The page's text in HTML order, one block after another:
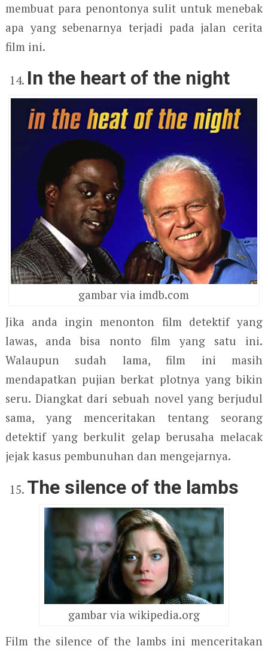
membuat para penontonya sulit untuk menebak
apa yang sebenarnya terjadi pada jalan cerita
film ini.
In the heart of the night
gambar via imdb.com
Jika anda ingin menonton film detektif yang
lawas, anda bisa nonto film yang satu ini.
Walaupun sudah lama, film ini masih
mendapatkan pujian berkat plotnya yang bikin
seru. Diangkat dari sebuah novel yang berjudul
sama, yang menceritakan tentang seorang
detektif yang berkulit gelap berusaha melacak
jejak kasus pembunuhan dan mengejarnya.
The silence of the lambs
gambar via wikipedia.org
Film the silence of the lambs ini menceritakan